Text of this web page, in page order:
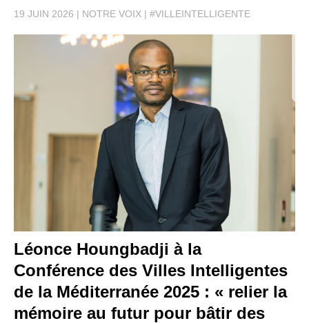
19 JUIN 2026
NOTRE VOIX #VILLEINTELLIGENTE
Léonce Houngbadji à la
Conférence des Villes Intelligentes
de la Méditerranée 2025 : « relier la
mémoire au futur pour bâtir des